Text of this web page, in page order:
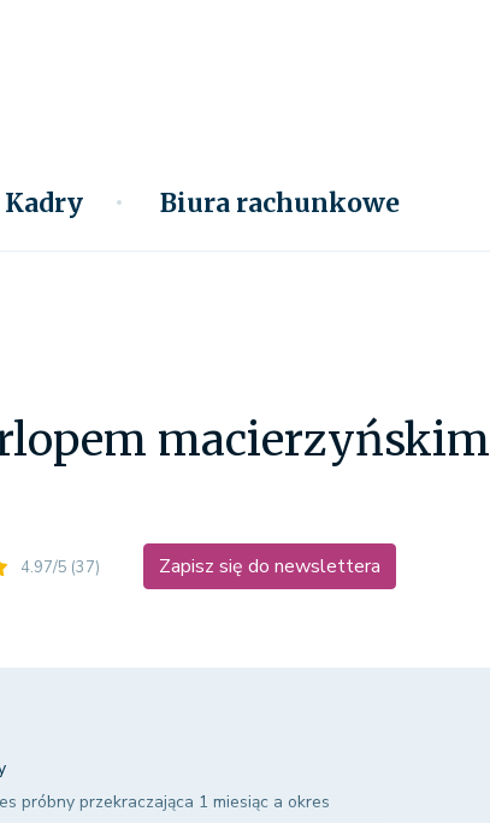
Kadry Biura rachunkowe
macierzyńskim
4.97/5 (37) Zapisz się do newslettera
próbny przekraczająca 1 miesiąc a okres